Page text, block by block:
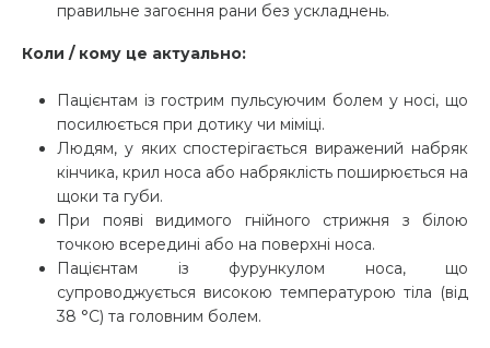
правильне загоєння рани без ускладнень.
Коли / кому це актуально:
Пацієнтам із гострим пульсуючим болем у носі, що
посилюється при дотику чи міміці.
Людям, у яких спостерігається виражений набряк
кінчика, крил носа або набряклість поширюється на
щоки та губи.
При появі видимого гнійного стрижня з білою
точкою всередині або на поверхні носа.
Пацієнтам із фурункулом носа, що
супроводжується високою температурою тіла (від
38 °C) та головним болем.